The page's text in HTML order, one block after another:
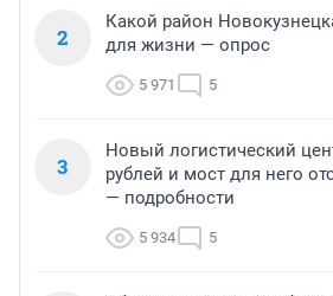
2
Какой район
для жизни — опрос
5 971 5
3
Новый логистический
рублей и мост для него
— подробности
5 934 5